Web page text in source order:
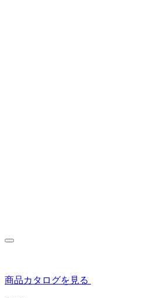
商品カタログを見る